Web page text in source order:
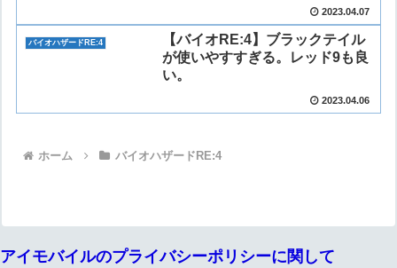
2023.04.07
バイオハザードRE:4
【バイオRE:4】ブラックテイル
が使いやすすぎる。レッド9も良
い。
2023.04.06
ホーム バイオハザードRE:4
アイモバイルのプライバシーポリシーに関して